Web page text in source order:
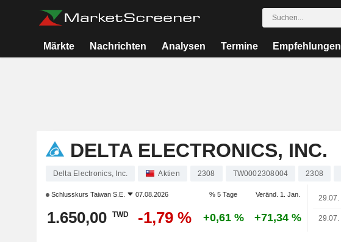
Märkte Nachrichten Analysen Termine Empfehlungen
DELTA ELECTRONICS, INC.
Delta Electronics, Inc. Aktien 2308 TW0002308004 2308
Schlusskurs Taiwan S.E. 07.08.2026 % 5 Tage Veränd. 1. Jan.
1.650,00 TWD -1,79 % +0,61 % +71,34 %
29.07.
29.07.